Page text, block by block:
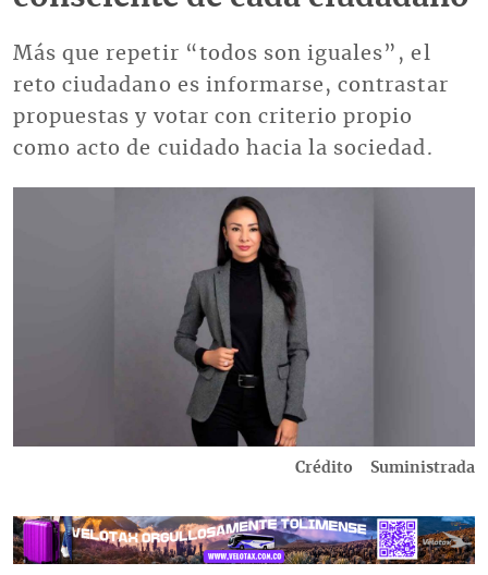
Más que repetir “todos son iguales”, el
reto ciudadano es informarse, contrastar
propuestas y votar con criterio propio
como acto de cuidado hacia la sociedad.
Crédito Suministrada